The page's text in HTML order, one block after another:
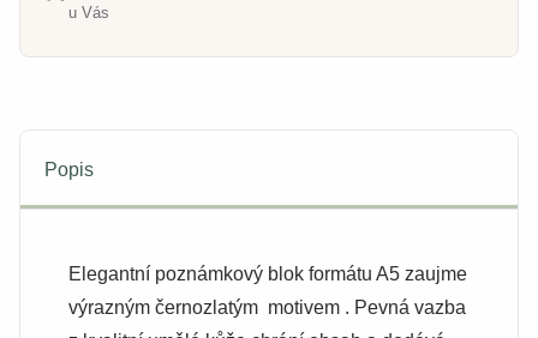
u Vás
Popis
Elegantní poznámkový blok formátu A5 zaujme
výrazným černozlatým motivem . Pevná vazba